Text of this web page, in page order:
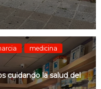
medicina
cuidando la salud del